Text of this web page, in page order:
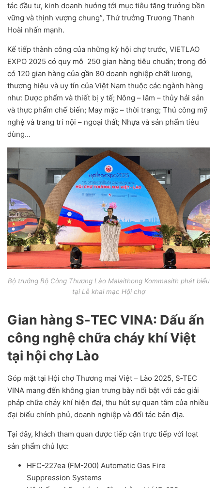
tác đầu tư, kinh doanh hướng tới mục tiêu tăng trưởng bền
vững và thịnh vượng chung”, Thứ trưởng Trương Thanh
Hoài nhấn mạnh.
Kế tiếp thành công của những kỳ hội chợ trước, VIETLAO
EXPO 2025 có quy mô 250 gian hàng tiêu chuẩn; trong đó
có 120 gian hàng của gần 80 doanh nghiệp chất lượng,
thương hiệu và uy tín của Việt Nam thuộc các ngành hàng
như: Dược phẩm và thiết bị y tế; Nông – lâm – thủy hải sản
và thực phẩm chế biến; May mặc – thời trang; Thủ công mỹ
nghệ và trang trí nội – ngoại thất; Nhựa và sản phẩm tiêu
dùng…
Bộ trưởng Bộ Công Thương Lào Malaithong Kommasith phát biểu
tại Lễ khai mạc Hội chợ
Gian hàng S‑TEC VINA: Dấu ấn
công nghệ chữa cháy khí Việt
tại hội chợ Lào
Góp mặt tại Hội chợ Thương mại Việt – Lào 2025, S‑TEC
VINA mang đến không gian trưng bày nổi bật với các giải
pháp chữa cháy khí hiện đại, thu hút sự quan tâm của nhiều
đại biểu chính phủ, doanh nghiệp và đối tác bản địa.
Tại đây, khách tham quan được tiếp cận trực tiếp với loạt
sản phẩm chủ lực:
HFC-227ea (FM-200) Automatic Gas Fire
Suppression Systems